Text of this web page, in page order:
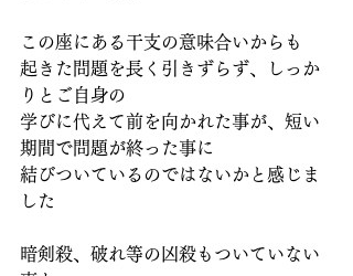
この座にある干支の意味合いからも
起きた問題を長く引きずらず、しっか
りとご自身の
学びに代えて前を向かれた事が、短い
期間で問題が終った事に
結びついているのではないかと感じま
した
暗剣殺、破れ等の凶殺もついていない